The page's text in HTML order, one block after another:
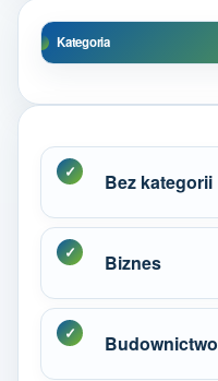
Kategoria
Bez kategorii
Biznes
Budownictwo